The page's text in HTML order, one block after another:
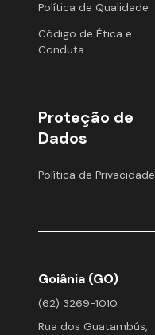
Política de Qualidade
Código de Ética e
Conduta
Proteção de
Dados
Política de Privacidade
Goiânia (GO)
(62) 3269-1010
Rua dos Guatambús,